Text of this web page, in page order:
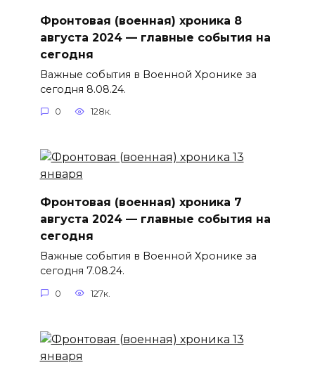
Фронтовая (военная) хроника 8
августа 2024 — главные события на
сегодня
Важные события в Военной Хронике за
сегодня 8.08.24.
0 128к.
Фронтовая (военная) хроника 7
августа 2024 — главные события на
сегодня
Важные события в Военной Хронике за
сегодня 7.08.24.
0 127к.